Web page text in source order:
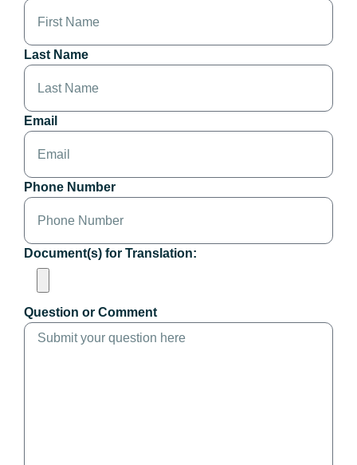
Last Name
Email
Phone Number
Document(s) for Translation:
Question or Comment